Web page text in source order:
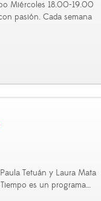
Miércoles 18.00-19.00
pasión. Cada semana
Tetuán y Laura Mata
es un programa…